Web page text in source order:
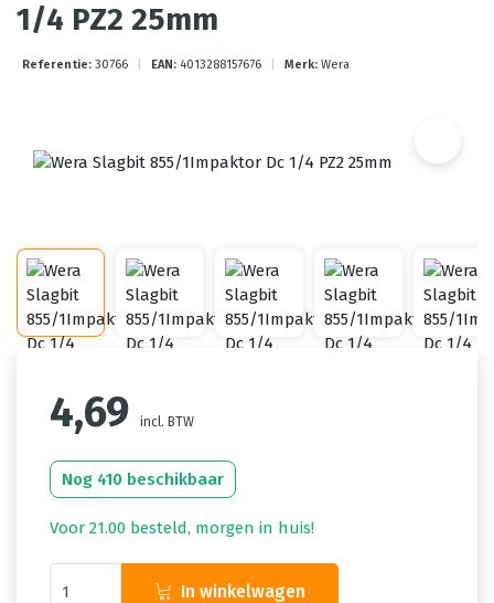
1/4 PZ2 25mm
Referentie: 30766 EAN: 4013288157676 Merk: Wera
4,69 incl. BTW
Nog 410 beschikbaar
Voor 21.00 besteld, morgen in huis!
In winkelwagen